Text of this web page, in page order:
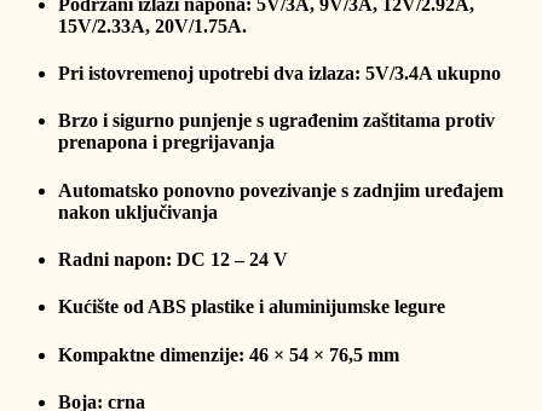
Podržani izlazi napona: 5V/3A, 9V/3A, 12V/2.92A,
15V/2.33A, 20V/1.75A.
Pri istovremenoj upotrebi dva izlaza: 5V/3.4A ukupno
Brzo i sigurno punjenje s ugrađenim zaštitama protiv
prenapona i pregrijavanja
Automatsko ponovno povezivanje s zadnjim uređajem
nakon uključivanja
Radni napon: DC 12 – 24 V
Kućište od ABS plastike i aluminijumske legure
Kompaktne dimenzije: 46 × 54 × 76,5 mm
Boja: crna